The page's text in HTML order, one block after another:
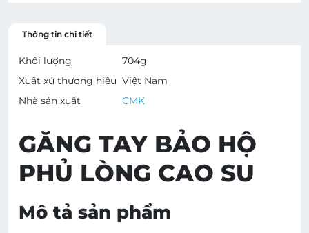
Thông tin chi tiết
Khối lượng 704g
Xuất xứ thương hiệu Việt Nam
Nhà sản xuất
CMK
GĂNG TAY BẢO HỘ
PHỦ LÒNG CAO SU
Mô tả sản phẩm